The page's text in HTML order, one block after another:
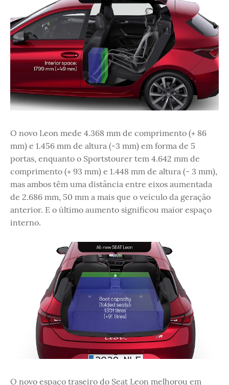
O novo Leon mede 4.368 mm de comprimento (+ 86
mm) e 1.456 mm de altura (-3 mm) em forma de 5
portas, enquanto o Sportstourer tem 4.642 mm de
comprimento (+ 93 mm) e 1.448 mm de altura (- 3 mm),
mas ambos têm uma distância entre eixos aumentada
de 2.686 mm, 50 mm a mais que o veículo da geração
anterior. E o último aumento significou maior espaço
interno.
O novo espaço traseiro do Seat Leon melhorou em